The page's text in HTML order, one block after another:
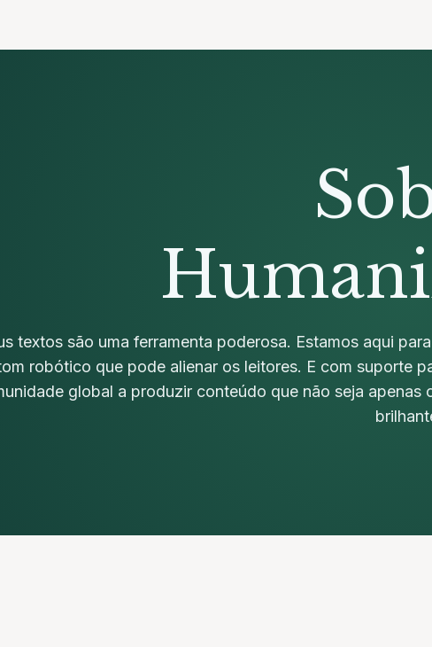
textos são uma ferramenta poderosa. Estamos aqui
robótico que pode alienar os leitores. E com suporte
global a produzir conteúdo que não seja